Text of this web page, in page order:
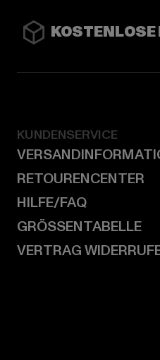
KOSTENLOSE
KUNDENSERVICE
RETOURENCENTER
HILFE/FAQ
GRÖSSENTABELLE
VERTRAG